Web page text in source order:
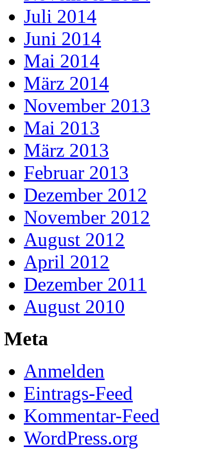
Juli 2014
Juni 2014
Mai 2014
März 2014
November 2013
Mai 2013
März 2013
Februar 2013
Dezember 2012
November 2012
August 2012
April 2012
Dezember 2011
August 2010
Meta
Anmelden
Eintrags-Feed
Kommentar-Feed
WordPress.org